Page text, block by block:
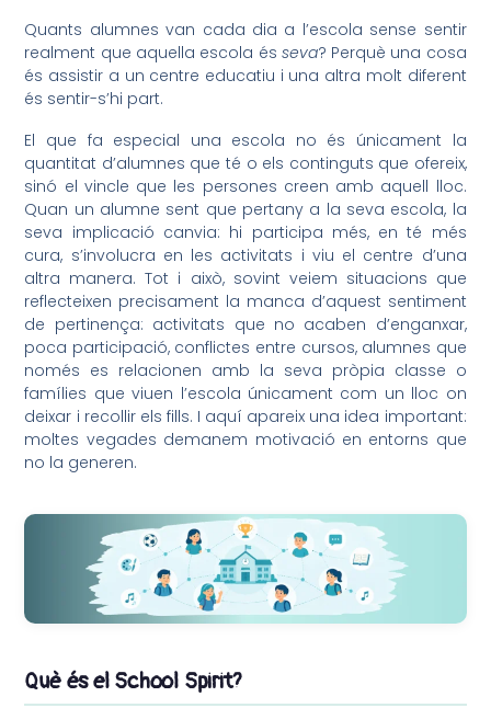
Quants alumnes van cada dia a l’escola sense sentir
realment que aquella escola és seva? Perquè una cosa
és assistir a un centre educatiu i una altra molt diferent
és sentir-s’hi part.
El que fa especial una escola no és únicament la
quantitat d’alumnes que té o els continguts que ofereix,
sinó el vincle que les persones creen amb aquell lloc.
Quan un alumne sent que pertany a la seva escola, la
seva implicació canvia: hi participa més, en té més
cura, s’involucra en les activitats i viu el centre d’una
altra manera. Tot i això, sovint veiem situacions que
reflecteixen precisament la manca d’aquest sentiment
de pertinença: activitats que no acaben d’enganxar,
poca participació, conflictes entre cursos, alumnes que
només es relacionen amb la seva pròpia classe o
famílies que viuen l’escola únicament com un lloc on
deixar i recollir els fills. I aquí apareix una idea important:
moltes vegades demanem motivació en entorns que
no la generen.
Què és el School Spirit?